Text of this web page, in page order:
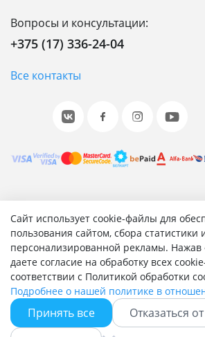
Сайт использует cookie-файлы для
пользования сайтом, сбора статистики
персонализированной рекламы. Нажав
даете согласие на обработку всех
соответствии с Политикой обработки
Подробнее о нашей политике в
Принять все
Отказаться
Вопросы и консультации:
+375 (17) 336-24-04
Все контакты
© 2001-2026 «Битрикс», «1С-Битрикс».
Битрикс: Управление сайтом.
Согласие на обработку персональных данных
Отзыв согласия на обработку персональных
Политика обработки персональных данных
Соглашение об использовании сайта